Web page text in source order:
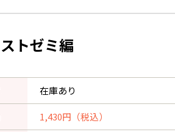
トゼミ編
在庫あり
1,430円（税込）